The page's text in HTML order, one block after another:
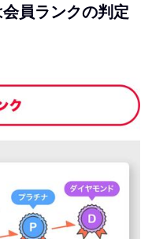
員ランクの判定